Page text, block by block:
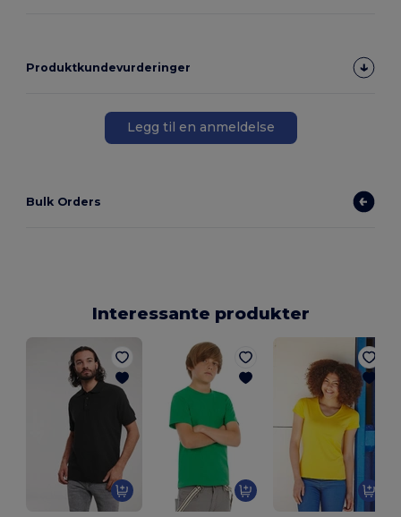
Produktkundevurderinger
Legg til en anmeldelse
Bulk Orders
Interessante produkter